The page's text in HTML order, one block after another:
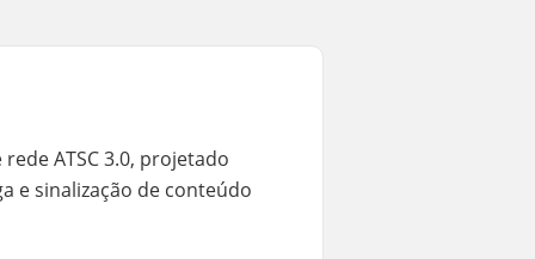
ATSC 3.0, projetado
e sinalização de conteúdo